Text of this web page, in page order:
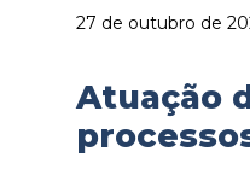
27 de outubro de
Atuação